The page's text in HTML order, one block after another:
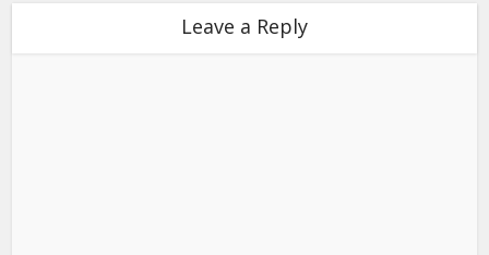
Leave a Reply